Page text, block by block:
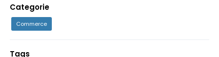
Categorie
Commerce
Tags